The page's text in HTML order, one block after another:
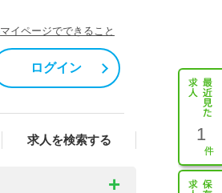
マイページでできること
ログイン
求人を検索する 1